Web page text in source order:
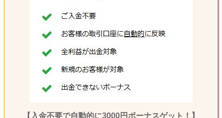
【入金不要で自動的に3000円ボーナスゲット！】